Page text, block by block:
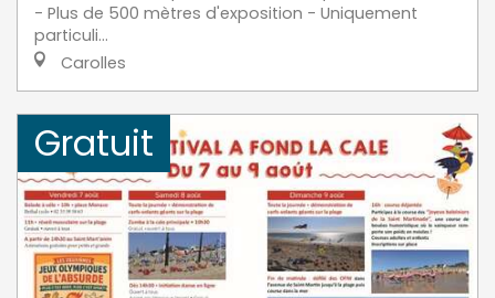
- Plus de 500 mètres d'exposition - Uniquement
particuli...
Carolles
Gratuit